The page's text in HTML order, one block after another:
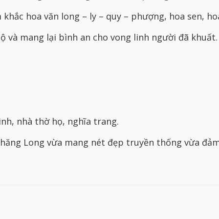
hoa văn long – ly – quy – phượng, hoa sen,
và mang lại bình an cho vong linh người đã khuất.
nhà thờ họ, nghĩa trang.
Long vừa mang nét đẹp truyền thống vừa